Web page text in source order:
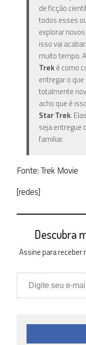
de ficção
todos esses
explorar
isso vai
muito tempo.
Treké como
entregar o
totalmente
acho que é
Star Trek.
seja entregue
familiar.
Fonte: Trek Movie
[redes]
Descubra
Assine para
Digite seu e-mail…